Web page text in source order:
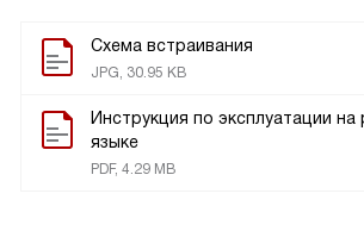
Схема встраивания
JPG, 30.95 KB
Инструкция по эксплуатации на
языке
PDF, 4.29 MB